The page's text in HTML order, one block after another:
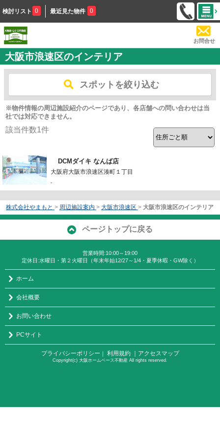
検討リスト 0 最近見た物件 0
お問合せ
大阪市浪速区のインテリア
スポットを絞り込む
※物件情報の周辺施設紹介のページであり、各店舗への問い合わせは当
社では対応できません。
該当件数1件
DCMダイキ なんば店
大阪府大阪市浪速区湊町１丁目
-
株式会社やまもと > 周辺施設案内 > 大阪市浪速区 > 大阪市浪速区のインテリア
ページトップに戻る
営業時間:10:00～19:00
定休日:水曜日・第２火曜日（年末年始12/27～1/4・夏季休暇・GW除く）
ホーム
会社概要
お問い合わせ
PCサイト
プライバシーポリシー ｜ 利用規約 ｜アクセスマップ
Copyright(c) 大阪ホームベース不動産 All rights reserved.